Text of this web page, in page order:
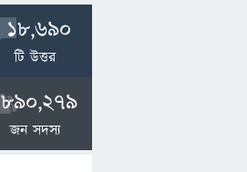
18,690
টি উত্তর
890,279
জন সদস্য